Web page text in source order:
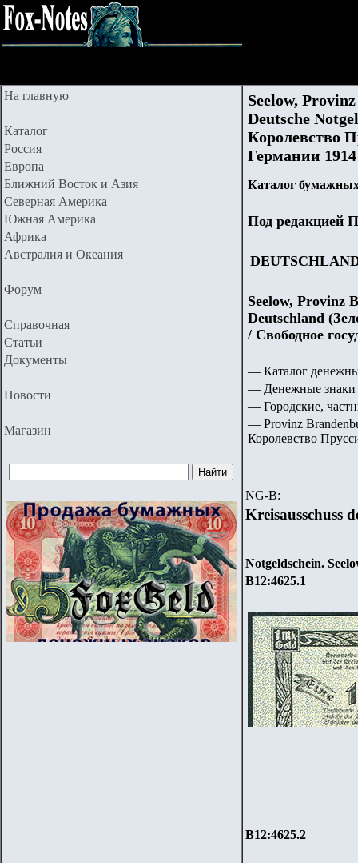
На главную
Каталог
Россия
Европа
Ближний Восток и Азия
Северная Америка
Южная Америка
Африка
Австралия и Океания
Форум
Справочная
Статьи
Документы
Новости
Магазин
Seelow,
Deutsche
Королевство
Германии 1914
Каталог
Под редакцией
Seelow, Provinz
Deutschland
/ Свободное
— Каталог
— Денежные знаки
— Городские,
— Provinz
Королевство
NG-B:
Kreisausschuss
Notgeldschein.
B12:4625.1
B12:4625.2